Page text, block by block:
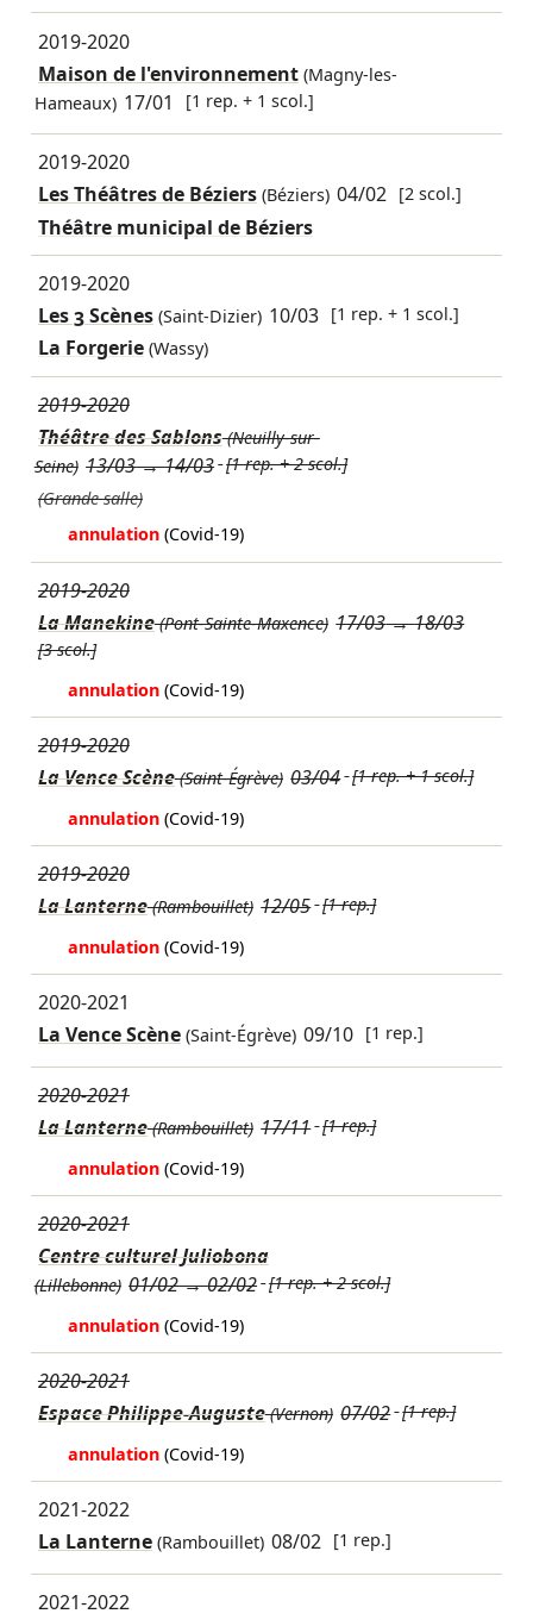
2019-2020
Maison de l'environnement(Magny-les-
Hameaux) 17/01 [1 rep. + 1 scol.]
2019-2020
Les Théâtres de Béziers(Béziers) 04/02 [2 scol.]
Théâtre municipal de Béziers
2019-2020
Les 3 Scènes(Saint-Dizier) 10/03 [1 rep. + 1 scol.]
La Forgerie (Wassy)
2019-2020
Théâtre des Sablons(Neuilly-sur-
Seine) 13/03→14/03 [1 rep. + 2 scol.]
(Grande salle)
annulation (Covid-19)
2019-2020
La Manekine(Pont-Sainte-Maxence) 17/03→18/03
[3 scol.]
annulation (Covid-19)
2019-2020
La Vence Scène(Saint-Égrève) 03/04 [1 rep. + 1 scol.]
annulation (Covid-19)
2019-2020
La Lanterne(Rambouillet) 12/05 [1 rep.]
annulation (Covid-19)
2020-2021
La Vence Scène(Saint-Égrève) 09/10 [1 rep.]
2020-2021
La Lanterne(Rambouillet) 17/11 [1 rep.]
annulation (Covid-19)
2020-2021
Centre culturel Juliobona
(Lillebonne) 01/02→02/02 [1 rep. + 2 scol.]
annulation (Covid-19)
2020-2021
Espace Philippe-Auguste(Vernon) 07/02 [1 rep.]
annulation (Covid-19)
2021-2022
La Lanterne(Rambouillet) 08/02 [1 rep.]
2021-2022